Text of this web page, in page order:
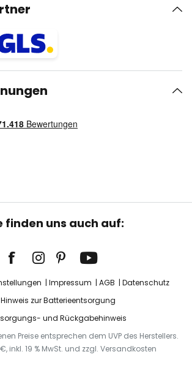
finden uns auch auf:
Impressum AGB
Datenschutz
Hinweis zur Batterieentsorgung
und Rückgabehinweis
Preise entsprechen dem UVP des Herstellers.
inkl. 19 % MwSt. und zzgl. Versandkosten